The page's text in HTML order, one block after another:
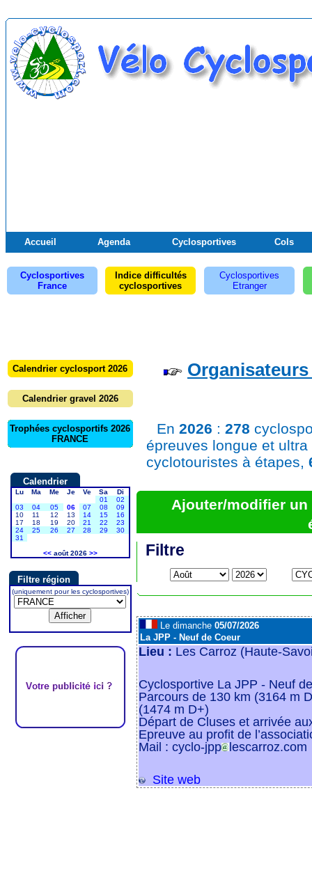
Accueil Agenda Cyclosportives Cols
Cyclosportives
France
Indice difficultés
cyclosportives
Cyclosportives
Etranger
Calendrier cyclosport 2026
Calendrier gravel 2026
Trophées cyclosportifs 2026
FRANCE
Calendrier
Lu Ma Me Je Ve Sa
Di
01
02
03
04 05 06 07 08
09
10
11 12 13 14 15
16
17
18 19 20 21 22
23
24
25 26 27 28 29
30
31
<<août 2026 >>
Filtre région
(uniquement pour les cyclosportives)
En 2026 : 278
épreuves longue et
cyclotouristes à étapes,
Ajouter/modifier un
Filtre
Le dimanche 05/07/2026
La JPP - Neuf de Coeur
Lieu : Les Carroz (Haute-
Cyclosportive La JPP - Neuf
Parcours de 130 km (3164 m
(1474 m D+)
Départ de Cluses et arrivée
Epreuve au profit de
Mail : cyclo-jpp lescarroz.com
Site web